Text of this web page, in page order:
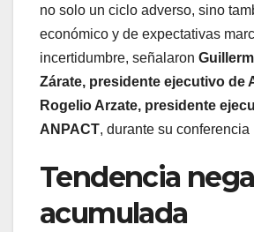
no solo un ciclo adverso, sino
económico y de expectativas
incertidumbre, señalaron
Zárate, presidente ejecutivo de
Rogelio Arzate, presidente
ANPACT, durante su conferencia
Tendencia
acumulada